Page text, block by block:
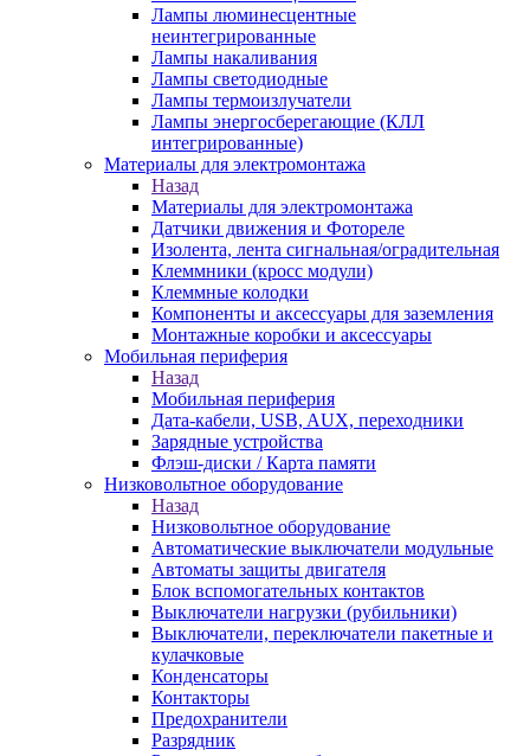
Лампы люминесцентные
неинтегрированные
Лампы накаливания
Лампы светодиодные
Лампы термоизлучатели
Лампы энергосберегающие (КЛЛ
интегрированные)
Материалы для электромонтажа
Назад
Материалы для электромонтажа
Датчики движения и Фотореле
Изолента, лента сигнальная/оградительная
Клеммники (кросс модули)
Клеммные колодки
Компоненты и аксессуары для заземления
Монтажные коробки и аксессуары
Мобильная периферия
Назад
Мобильная периферия
Дата-кабели, USB, AUX, переходники
Зарядные устройства
Флэш-диски / Карта памяти
Низковольтное оборудование
Назад
Низковольтное оборудование
Автоматические выключатели модульные
Автоматы защиты двигателя
Блок вспомогательных контактов
Выключатели нагрузки (рубильники)
Выключатели, переключатели пакетные и
кулачковые
Конденсаторы
Контакторы
Предохранители
Разрядник